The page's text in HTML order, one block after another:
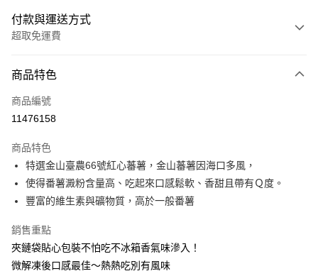
付款與運送方式
超取免運費
全家線上支付
超商取貨付款
運送方式
冷凍-全家取貨付款
免運費
免運費
商品特色
商品編號
11476158
商品特色
特選金山臺農66號紅心蕃薯，金山蕃薯因海口多風，
使得番薯澱粉含量高、吃起來口感鬆軟、香甜且帶有Ｑ度。
豐富的維生素與礦物質，高於一般番薯
銷售重點
夾鏈袋貼心包裝不怕吃不冰箱香氣味滲入！
微解凍後口感最佳～熱熱吃別有風味